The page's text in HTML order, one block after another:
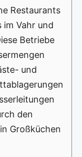
Restaurants
im Vahr und
Betriebe
und
den
Großküchen